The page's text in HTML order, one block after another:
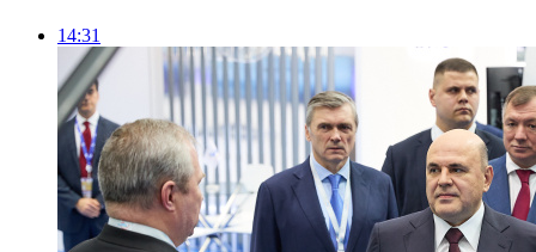
14:31